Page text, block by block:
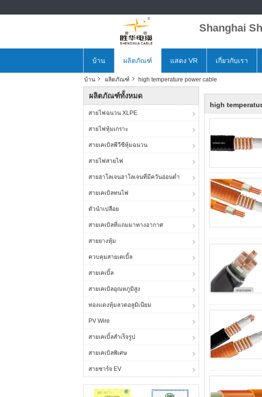
Shanghai
บ้าน ผลิตภัณฑ์ แสดง VR เกี่ยวกับเรา
บ้าน ผลิตภัณฑ์ high temperature power cable
ผลิตภัณฑ์ทั้งหมด
สายไฟฉนวน XLPE
สายไฟหุ้มเกราะ
สายเคเบิลพีวีซีหุ้มฉนวน
สายไฟสายไฟ
สายฮาโลเจนฮาโลเจนที่มีควันอ่อนต่ำ
สายเคเบิลทนไฟ
ตัวนำเปลือย
สายเคเบิลที่แถมมาทางอากาศ
สายยางหุ้ม
ควบคุมสายเคเบิ้ล
สายเคเบิ้ล
สายเคเบิลอุณหภูมิสูง
ทองแดงหุ้มลวดอลูมิเนียม
PV Wire
สายเคเบิ้ลสำเร็จรูป
สายเคเบิลพิเศษ
สายชาร์จ EV
high